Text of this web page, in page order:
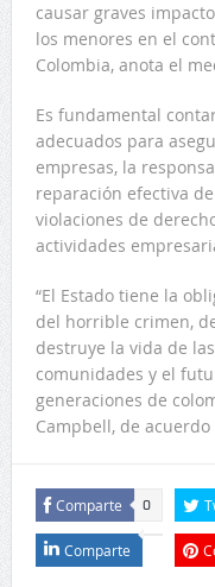
causar graves
los menores en el
Colombia, anota el
Es fundamental
adecuados para
empresas, la
reparación efectiva
violaciones de
actividades
“El Estado tiene la
del horrible crimen,
destruye la vida de
comunidades y el
generaciones de
Campbell, de
Comparte 0
Comparte